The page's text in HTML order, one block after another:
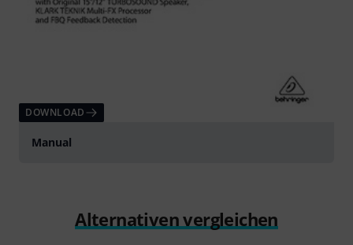
DOWNLOAD
Manual
Alternativen vergleichen